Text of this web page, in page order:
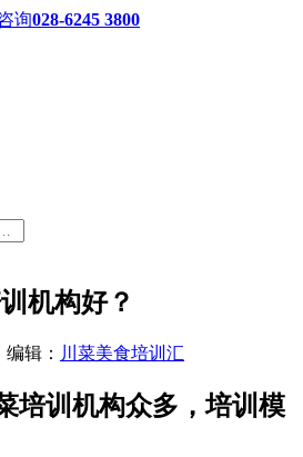
询028-6245 3800
机构好？
编辑： 川菜美食培训汇
培训机构众多，培训模